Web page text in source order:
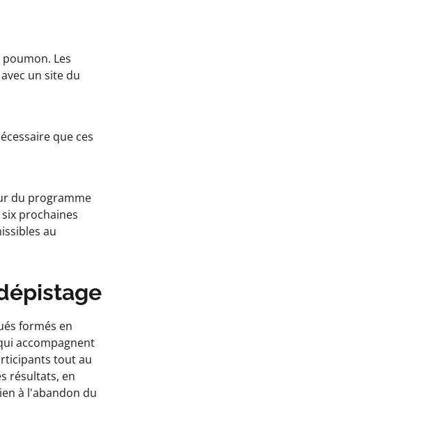
Les
un site du
que ces
du programme
prochaines
au
formés en
accompagnent
tout au
résultats, en
à l'abandon du